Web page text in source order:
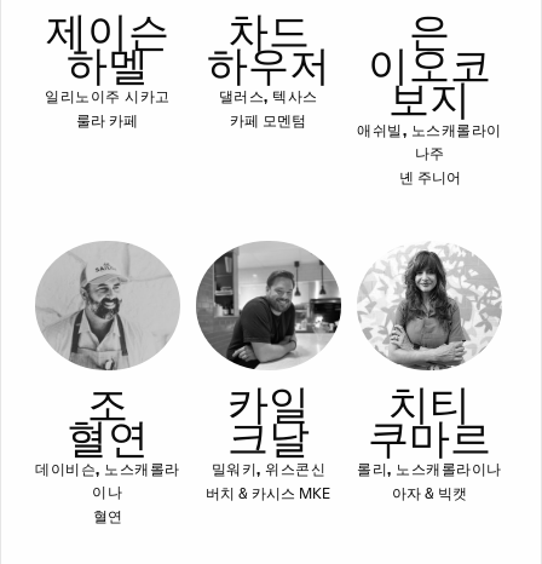
제이슨
하멜
일리노이주 시카고
룰라 카페
차드
하우저
댈러스, 텍사스
카페 모멘텀
은
이오코
보지
애쉬빌, 노스캐롤라이
나주
녠 주니어
조
혈연
데이비슨, 노스캐롤라
이나
혈연
카일
크날
밀워키, 위스콘신
버치 & 카시스 MKE
치티
쿠마르
롤리, 노스캐롤라이나
아자 & 빅캣